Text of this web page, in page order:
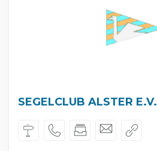
SEGELCLUB ALSTER E.V.